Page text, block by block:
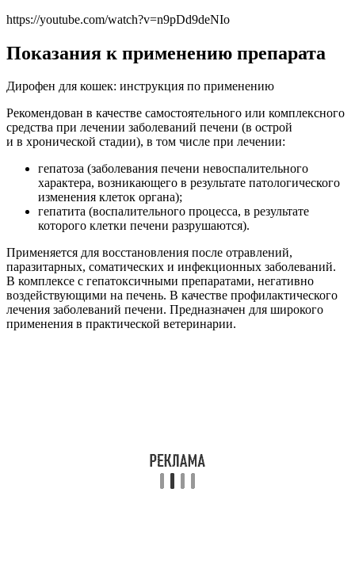
https://youtube.com/watch?v=n9pDd9deNIo
Показания к применению препарата
Дирофен для кошек: инструкция по применению
Рекомендован в качестве самостоятельного или комплексного
средства при лечении заболеваний печени (в острой
и в хронической стадии), в том числе при лечении:
гепатоза (заболевания печени невоспалительного
характера, возникающего в результате патологического
изменения клеток органа);
гепатита (воспалительного процесса, в результате
которого клетки печени разрушаются).
Применяется для восстановления после отравлений,
паразитарных, соматических и инфекционных заболеваний.
В комплексе с гепатоксичными препаратами, негативно
воздействующими на печень. В качестве профилактического
лечения заболеваний печени. Предназначен для широкого
применения в практической ветеринарии.